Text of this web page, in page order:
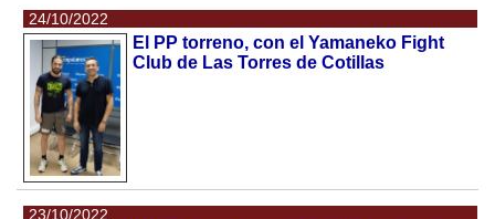
24/10/2022
El PP torreno, con el Yamaneko Fight
Club de Las Torres de Cotillas
23/10/2022